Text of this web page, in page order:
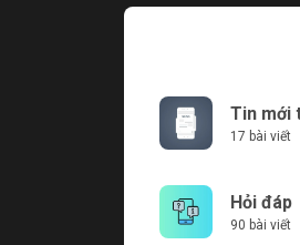
Tin mới
17 bài viết
Hỏi đáp
90 bài viết